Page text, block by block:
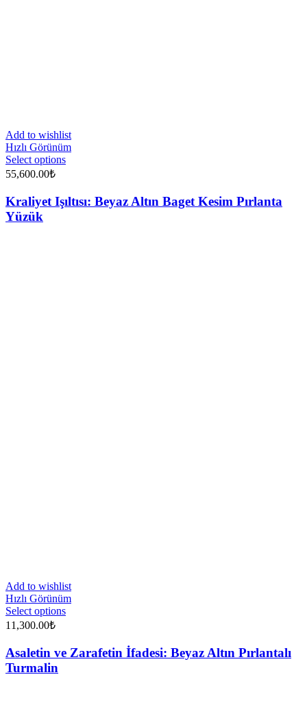
Add to wishlist
Hızlı Görünüm
Select options
55,600.00₺
Kraliyet Işıltısı: Beyaz Altın Baget Kesim Pırlanta
Yüzük
Add to wishlist
Hızlı Görünüm
Select options
11,300.00₺
Asaletin ve Zarafetin İfadesi: Beyaz Altın Pırlantalı
Turmalin